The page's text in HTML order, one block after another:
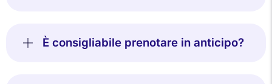
È consigliabile prenotare in anticipo?